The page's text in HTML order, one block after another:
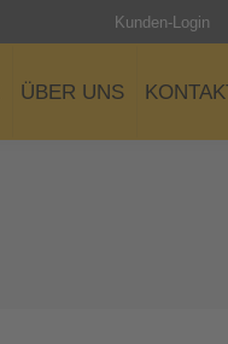
Kunden-Login
ÜBER UNS